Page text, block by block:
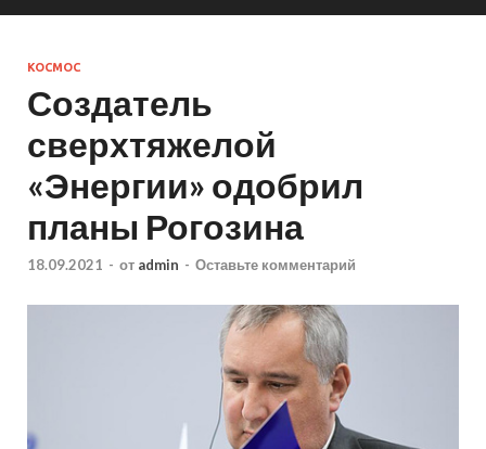
КОСМОС
Создатель
сверхтяжелой
«Энергии» одобрил
планы Рогозина
18.09.2021 - от admin - Оставьте комментарий